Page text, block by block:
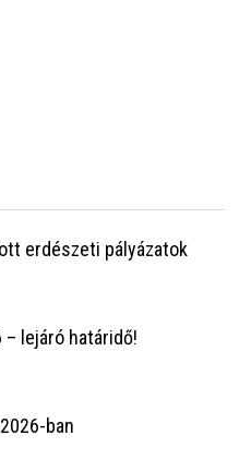
erdészeti pályázatok
lejáró határidő!
ban